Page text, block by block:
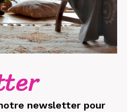
newsletter pour